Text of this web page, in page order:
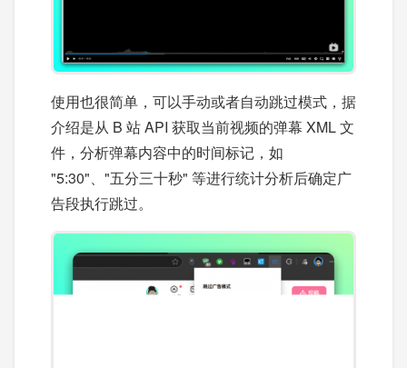
使用也很简单，可以手动或者自动跳过模式，据
介绍是从 B 站 API 获取当前视频的弹幕 XML 文
件，分析弹幕内容中的时间标记，如
"5:30"、"五分三十秒" 等进行统计分析后确定广
告段执行跳过。